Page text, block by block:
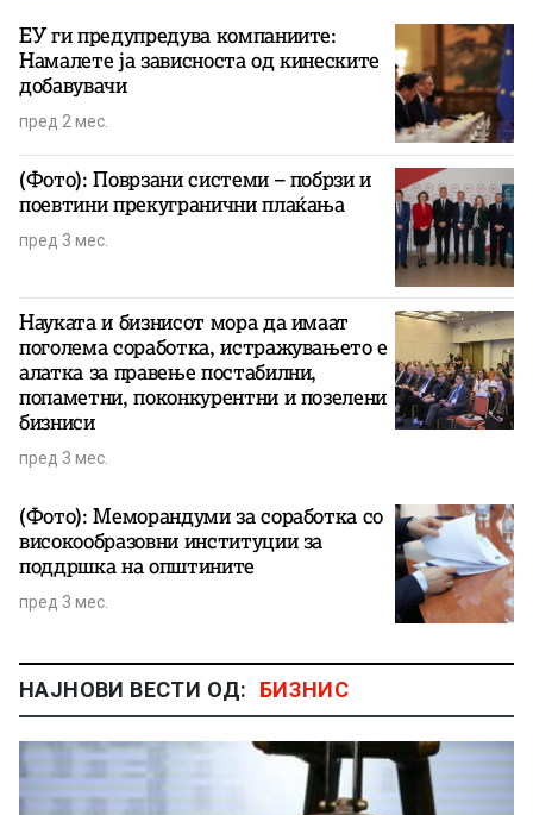
ЕУ ги предупредува компаниите:
Намалете ја зависноста од кинеските
добавувачи
пред 2 мес.
(Фото): Поврзани системи – побрзи и
поевтини прекугранични плаќања
пред 3 мес.
Науката и бизнисот мора да имаат
поголема соработка, истражувањето е
алатка за правење постабилни,
попаметни, поконкурентни и позелени
бизниси
пред 3 мес.
(Фото): Меморандуми за соработка со
високообразовни институции за
поддршка на општините
пред 3 мес.
НАЈНОВИ ВЕСТИ ОД: БИЗНИС